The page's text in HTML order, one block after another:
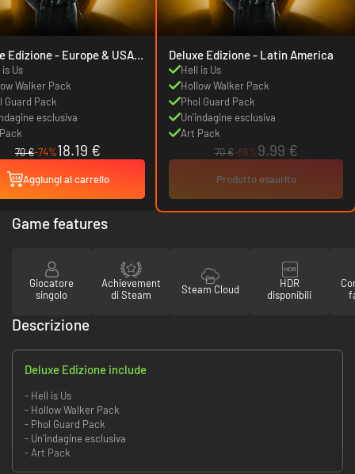
- Europe & USA &
Us
Walker Pack
Guard Pack
esclusiva
70 €-74%18.19 €
Aggiungi al carrello
Deluxe Edizione - Latin America
Hell is Us
Hollow Walker Pack
Phol Guard Pack
Un'indagine esclusiva
Art Pack
70 €-86%9.99 €
Prodotto esaurito
Game features
Giocatore
singolo
Achievement
di Steam
Steam Cloud
HDR
disponibili
Descrizione
Deluxe Edizione include
- Hell is Us
- Hollow Walker Pack
- Phol Guard Pack
- Un'indagine esclusiva
- Art Pack